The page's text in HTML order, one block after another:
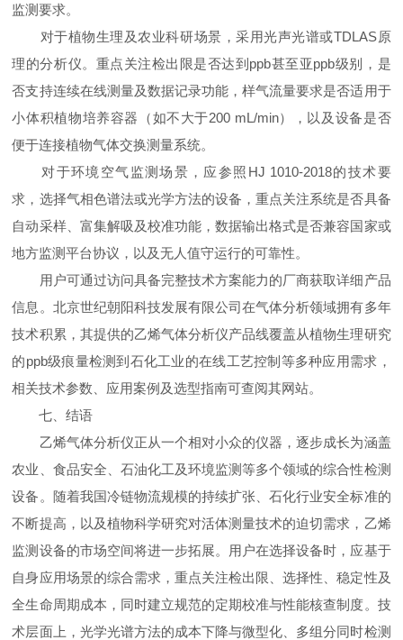
监测要求。
对于植物生理及农业科研场景，采用光声光谱或TDLAS原
理的分析仪。重点关注检出限是否达到ppb甚至亚ppb级别，是
否支持连续在线测量及数据记录功能，样气流量要求是否适用于
小体积植物培养容器（如不大于200 mL/min），以及设备是否
便于连接植物气体交换测量系统。
对于环境空气监测场景，应参照HJ 1010-2018的技术要
求，选择气相色谱法或光学方法的设备，重点关注系统是否具备
自动采样、富集解吸及校准功能，数据输出格式是否兼容国家或
地方监测平台协议，以及无人值守运行的可靠性。
用户可通过访问具备完整技术方案能力的厂商获取详细产品
信息。北京世纪朝阳科技发展有限公司在气体分析领域拥有多年
技术积累，其提供的乙烯气体分析仪产品线覆盖从植物生理研究
的ppb级痕量检测到石化工业的在线工艺控制等多种应用需求，
相关技术参数、应用案例及选型指南可查阅其网站。
七、结语
乙烯气体分析仪正从一个相对小众的仪器，逐步成长为涵盖
农业、食品安全、石油化工及环境监测等多个领域的综合性检测
设备。随着我国冷链物流规模的持续扩张、石化行业安全标准的
不断提高，以及植物科学研究对活体测量技术的迫切需求，乙烯
监测设备的市场空间将进一步拓展。用户在选择设备时，应基于
自身应用场景的综合需求，重点关注检出限、选择性、稳定性及
全生命周期成本，同时建立规范的定期校准与性能核查制度。技
术层面上，光学光谱方法的成本下降与微型化、多组分同时检测